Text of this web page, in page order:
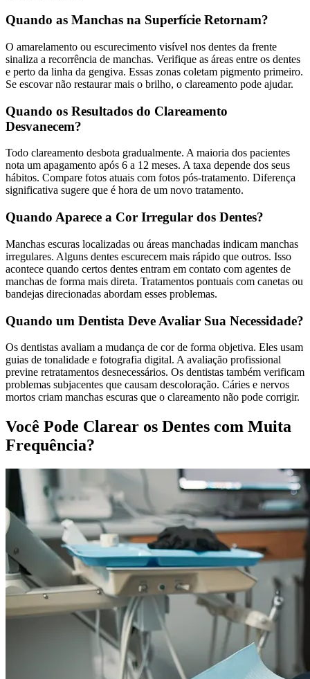
Quando as Manchas na Superfície Retornam?
O amarelamento ou escurecimento visível nos dentes da frente
sinaliza a recorrência de manchas. Verifique as áreas entre os dentes
e perto da linha da gengiva. Essas zonas coletam pigmento primeiro.
Se escovar não restaurar mais o brilho, o clareamento pode ajudar.
Quando os Resultados do Clareamento
Desvanecem?
Todo clareamento desbota gradualmente. A maioria dos pacientes
nota um apagamento após 6 a 12 meses. A taxa depende dos seus
hábitos. Compare fotos atuais com fotos pós-tratamento. Diferença
significativa sugere que é hora de um novo tratamento.
Quando Aparece a Cor Irregular dos Dentes?
Manchas escuras localizadas ou áreas manchadas indicam manchas
irregulares. Alguns dentes escurecem mais rápido que outros. Isso
acontece quando certos dentes entram em contato com agentes de
manchas de forma mais direta. Tratamentos pontuais com canetas ou
bandejas direcionadas abordam esses problemas.
Quando um Dentista Deve Avaliar Sua Necessidade?
Os dentistas avaliam a mudança de cor de forma objetiva. Eles usam
guias de tonalidade e fotografia digital. A avaliação profissional
previne retratamentos desnecessários. Os dentistas também verificam
problemas subjacentes que causam descoloração. Cáries e nervos
mortos criam manchas escuras que o clareamento não pode corrigir.
Você Pode Clarear os Dentes com Muita
Frequência?